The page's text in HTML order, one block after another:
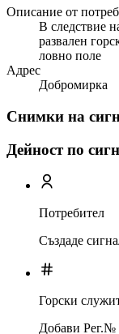
Описание от
В следствие
развален
ловно поле
Адрес
Добромирка
Снимки на
Дейност по
Потребител
Създаде
Горски
Добави Рег.№